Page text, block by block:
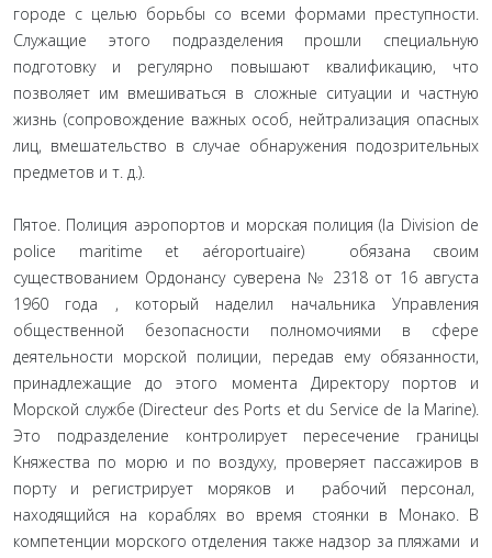
городе с целью борьбы со всеми формами преступности.
Служащие этого подразделения прошли специальную
подготовку и регулярно повышают квалификацию, что
позволяет им вмешиваться в сложные ситуации и частную
жизнь (сопровождение важных особ, нейтрализация опасных
лиц, вмешательство в случае обнаружения подозрительных
предметов и т. д.).
Пятое. Полиция аэропортов и морская полиция (la Division de
police maritime et aéroportuaire) обязана своим
существованием Ордонансу суверена № 2318 от 16 августа
1960 года , который наделил начальника Управления
общественной безопасности полномочиями в сфере
деятельности морской полиции, передав ему обязанности,
принадлежащие до этого момента Директору портов и
Морской службе (Directeur des Ports et du Service de la Marine).
Это подразделение контролирует пересечение границы
Княжества по морю и по воздуху, проверяет пассажиров в
порту и регистрирует моряков и рабочий персонал,
находящийся на кораблях во время стоянки в Монако. В
компетенции морского отделения также надзор за пляжами и